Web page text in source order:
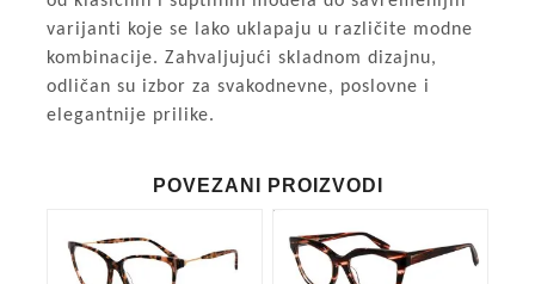
varijanti koje se lako uklapaju u različite modne
kombinacije. Zahvaljujući skladnom dizajnu,
odličan su izbor za svakodnevne, poslovne i
elegantnije prilike.
POVEZANI PROIZVODI